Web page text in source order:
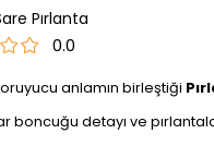
Pırlanta
0.0
koruyucu anlamın birleştiği
boncuğu detayı ve